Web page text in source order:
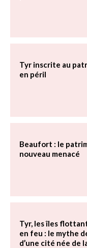
Tyr inscrite au
en péril
Beaufort : le
nouveau menacé
Tyr, les îles
en feu : le mythe
d’une cité née de